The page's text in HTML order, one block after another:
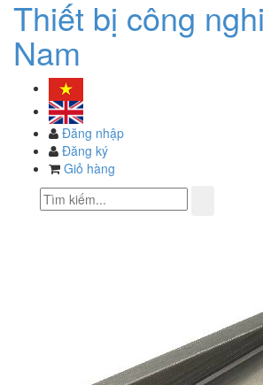
Thiết bị công
Nam
Đăng nhập
Đăng ký
Giỏ hàng